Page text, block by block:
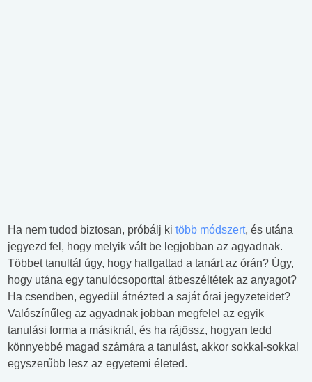
Ha nem tudod biztosan, próbálj ki több módszert, és utána
jegyezd fel, hogy melyik vált be legjobban az agyadnak.
Többet tanultál úgy, hogy hallgattad a tanárt az órán? Úgy,
hogy utána egy tanulócsoporttal átbeszéltétek az anyagot?
Ha csendben, egyedül átnézted a saját órai jegyzeteidet?
Valószínűleg az agyadnak jobban megfelel az egyik
tanulási forma a másiknál, és ha rájössz, hogyan tedd
könnyebbé magad számára a tanulást, akkor sokkal-sokkal
egyszerűbb lesz az egyetemi életed.